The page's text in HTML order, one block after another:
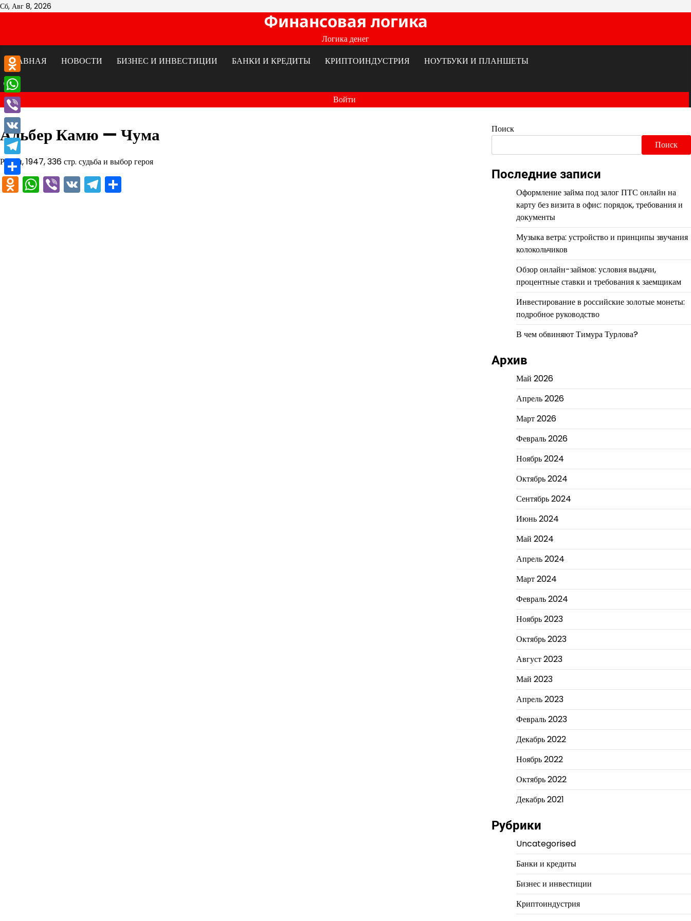
Перейти
Сб, Авг 8, 2026
Финансовая логика
Логика денег
ГЛАВНАЯ
НОВОСТИ БИЗНЕС И ИНВЕСТИЦИИ БАНКИ И КРЕДИТЫ КРИПТОИНДУСТРИЯ НОУТБУКИ И ПЛАНШЕТЫ
Войти
Альбер Камю — Чума
Роман, 1947, 336 стр. судьба и выбор героя
Odnoklassniki
WhatsApp
Viber
VKTelegram
Поиск
Поиск
Последние записи
Оформление займа под залог ПТС онлайн на
карту без визита в офис: порядок, требования и
документы
Музыка ветра: устройство и принципы звучания
колокольчиков
Обзор онлайн-займов: условия выдачи,
процентные ставки и требования к заемщикам
Инвестирование в российские золотые монеты:
подробное руководство
В чем обвиняют Тимура Турлова?
Архив
Май 2026
Апрель 2026
Март 2026
Февраль 2026
Ноябрь 2024
Октябрь 2024
Сентябрь 2024
Июнь 2024
Май 2024
Апрель 2024
Март 2024
Февраль 2024
Ноябрь 2023
Октябрь 2023
Август 2023
Май 2023
Апрель 2023
Февраль 2023
Декабрь 2022
Ноябрь 2022
Октябрь 2022
Декабрь 2021
Рубрики
Uncategorised
Банки и кредиты
Бизнес и инвестиции
Криптоиндустрия
Odnoklassniki
WhatsApp
Viber
VK
Telegram
Отправить